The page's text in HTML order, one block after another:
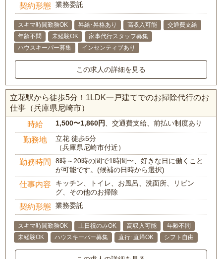
契約形態 業務委託
スキマ時間勤務OK 昇給･昇格あり 高収入可能
交通費支給
年齢不問
未経験OK
家事代行スタッフ募集
ハウスキーパー募集
インセンティブあり
この求人の詳細を見る
立花駅から徒歩5分！1LDK一戸建てでのお掃除代行のお
仕事（兵庫県尼崎市）
時給 1,500〜1,860円 、交通費支給、前払い制度あり
勤務地
立花 徒歩5分
（兵庫県尼崎市付近）
勤務時間
8時～20時の間で1時間〜、好きな日に働くこと
が可能です。(候補の日時から選択)
仕事内容
キッチン、トイレ、お風呂、洗面所、リビン
グ、その他のお掃除
契約形態 業務委託
スキマ時間勤務OK 土日祝のみOK 高収入可能
年齢不問
未経験OK
ハウスキーパー募集 直行･直帰OK シフト自由